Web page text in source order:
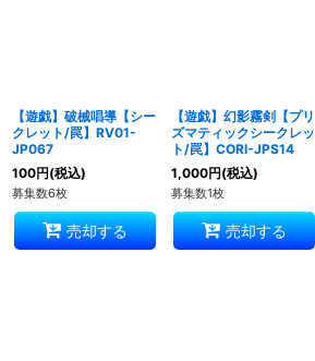
【遊戯】破械唱導【シー
クレット/罠】RV01-
JP067
100円(税込)
募集数6枚
売却する
【遊戯】幻影霧剣【プリ
ズマティックシークレッ
ト/罠】CORI-JPS14
1,000円(税込)
募集数1枚
売却する